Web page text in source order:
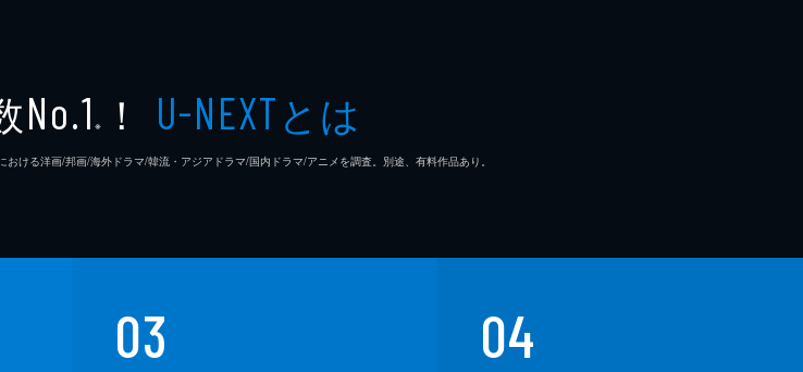
No.1 ※ ！ U-NEXTとは
ける洋画/邦画/海外ドラマ/韓流・アジアドラマ/国内ドラマ/アニメを調査。別途、有料作品あり。
03 04